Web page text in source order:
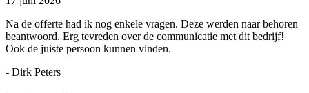
Na de offerte had ik nog enkele vragen. Deze werden naar behoren
beantwoord. Erg tevreden over de communicatie met dit bedrijf!
Ook de juiste persoon kunnen vinden.
- Dirk Peters